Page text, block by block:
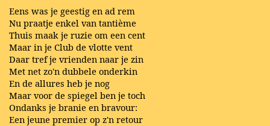
Eens was je geestig en ad rem
Nu praatje enkel van tantième
Thuis maak je ruzie om een cent
Maar in je Club de vlotte vent
Daar tref je vrienden naar je zin
Met net zo'n dubbele onderkin
En de allures heb je nog
Maar voor de spiegel ben je toch
Ondanks je branie en bravour:
Een jeune premier op z'n retour